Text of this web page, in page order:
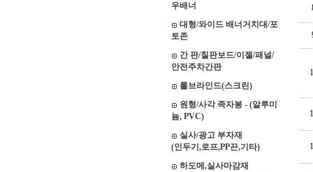
우배너
대형/와이드 배너거치대/포
토존
간 판/칠판보드/이젤/패널/
안전주차간판
롤브라인드(스크린)
원형/사각 족자봉 - (알루미
늄, PVC)
실사/광고 부자재
(인두기,로프,PP끈,기타)
하도메,실사마감재